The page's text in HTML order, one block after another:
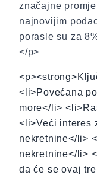
značajne
najnovijim
porasle su za
</p>
<li>Povećana
more</li>
<li>Veći interes
nekretnine</li>
nekretnine</li>
da će se ovaj